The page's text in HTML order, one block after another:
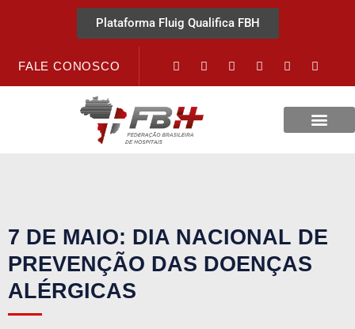
Plataforma Fluig Qualifica FBH
FALE CONOSCO
7 DE MAIO: DIA NACIONAL DE
PREVENÇÃO DAS DOENÇAS
ALÉRGICAS